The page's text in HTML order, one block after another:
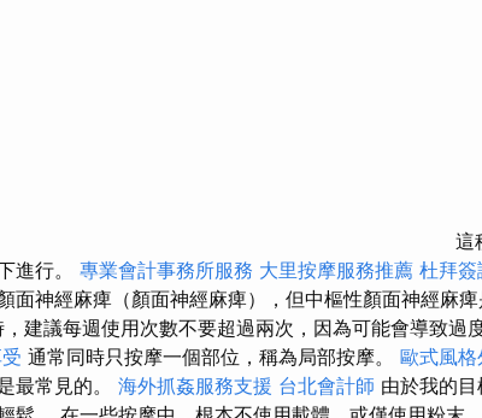
這
進行。 專業會計事務所服務 大里按摩服務推薦 杜拜簽
面神經麻痺（顏面神經麻痺），但中樞性顏面神經麻痺
建議每週使用次數不要超過兩次，因為可能會導致過
通常同時只按摩一個部位，稱為局部按摩。 歐式風
最常見的。 海外抓姦服務支援 台北會計師 由於我的